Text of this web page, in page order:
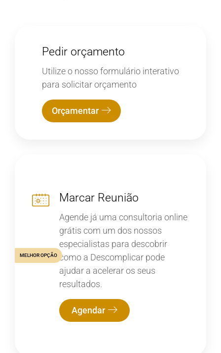
Pedir orçamento
Utilize o nosso formulário interativo
para solicitar orçamento
Orçamentar
Marcar Reunião
Agende já uma consultoria online
grátis com um dos nossos
especialistas para descobrir
como a Descomplicar pode
ajudar a acelerar os seus
resultados.
Agendar
MELHOR OPÇÃO